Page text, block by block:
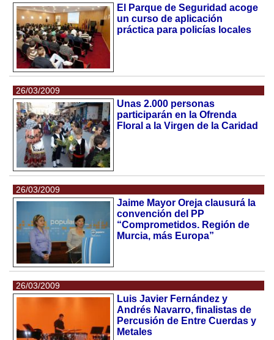
El Parque de Seguridad acoge
un curso de aplicación
práctica para policías locales
26/03/2009
Unas 2.000 personas
participarán en la Ofrenda
Floral a la Virgen de la Caridad
26/03/2009
Jaime Mayor Oreja clausurá la
convención del PP
“Comprometidos. Región de
Murcia, más Europa”
26/03/2009
Luis Javier Fernández y
Andrés Navarro, finalistas de
Percusión de Entre Cuerdas y
Metales